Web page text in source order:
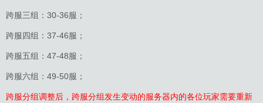
跨服三组：30-36服；
跨服四组：37-46服；
跨服五组：47-48服；
跨服六组：49-50服；
跨服分组调整后，跨服分组发生变动的服务器内的各位玩家需要重新